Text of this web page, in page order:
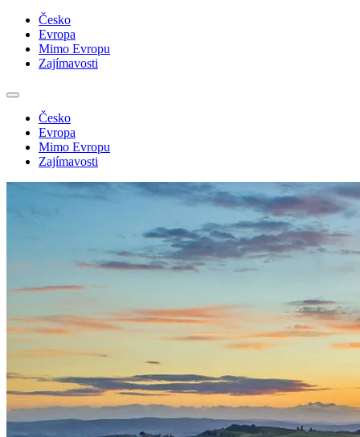
Česko
Evropa
Mimo Evropu
Zajímavosti
Česko
Evropa
Mimo Evropu
Zajímavosti